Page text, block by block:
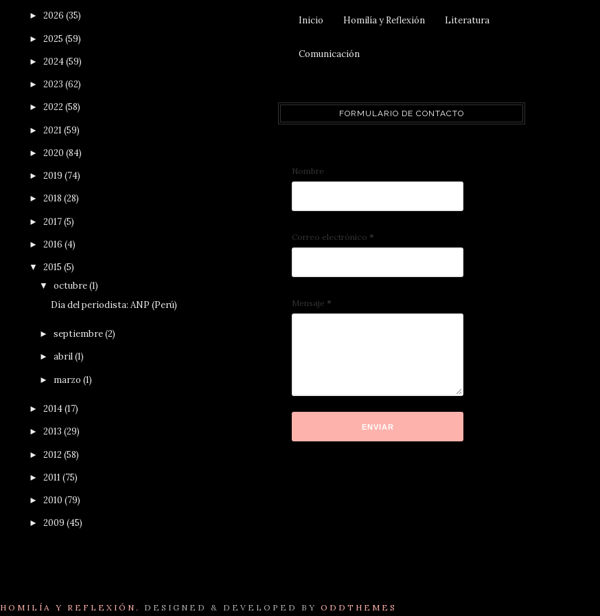
► 2026 (35)
► 2025 (59)
► 2024(59)
► 2023 (62)
► 2022 (58)
► 2021 (59)
► 2020 (84)
► 2019 (74)
► 2018 (28)
► 2017(5)
► 2016 (4)
▼ 2015 (5)
▼octubre(1)
Día del periodista: ANP (Perú)
►septiembre(2)
►abril(1)
► marzo(1)
► 2014(17)
► 2013 (29)
► 2012 (58)
► 2011 (75)
► 2010 (79)
► 2009 (45)
Inicio Homilía y Reflexión Literatura
Comunicación
FORMULARIO DE CONTACTO
Nombre
Correo electrónico *
Mensaje *
HOMILÍA Y REFLEXIÓN. DESIGNED & DEVELOPED BY ODDTHEMES